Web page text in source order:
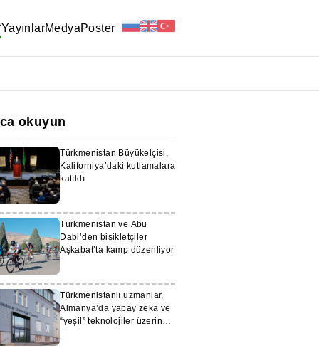
YayınlarMedyaPoster
okuyun
Türkmenistan Büyükelçisi,
Kaliforniya’daki kutlamalara
katıldı
Türkmenistan ve Abu
Dabi’den bisikletçiler
Aşkabat’ta kamp düzenliyor
Türkmenistanlı uzmanlar,
Almanya’da yapay zeka ve
“yeşil” teknolojiler üzerine